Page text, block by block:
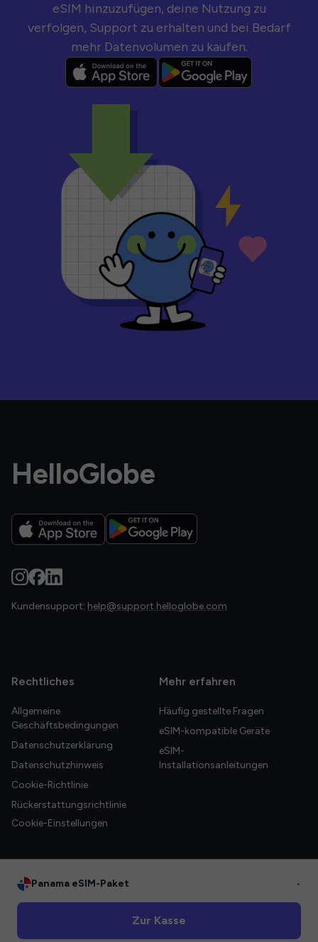
eSIM hinzuzufügen, deine Nutzung zu
verfolgen, Support zu erhalten und bei Bedarf
mehr Datenvolumen zu kaufen.
HelloGlobe
Kundensupport: help@support.helloglobe.com
Rechtliches
Allgemeine
Geschäftsbedingungen
Datenschutzerklärung
Datenschutzhinweis
Cookie-Richtlinie
Rückerstattungsrichtlinie
Cookie-Einstellungen
Mehr erfahren
Häufig gestellte Fragen
eSIM-kompatible Geräte
eSIM-
Installationsanleitungen
Panama eSIM-Paket •
Zur Kasse